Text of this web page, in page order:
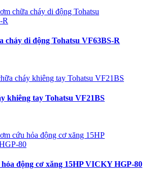
cháy di động Tohatsu VF63BS-R
khiêng tay Tohatsu VF21BS
động cơ xăng 15HP VICKY HGP-80